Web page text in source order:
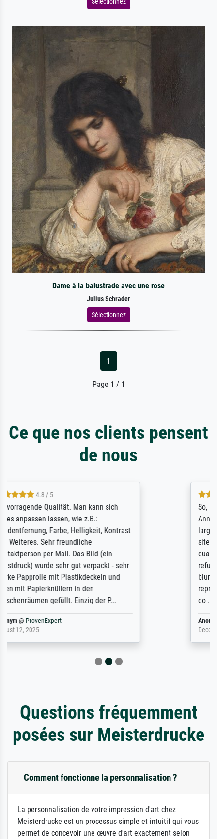
Dame à la balustrade avec une rose
Julius Schrader
Sélectionnez
1
Page 1 / 1
Ce que nos clients pensent
de nous
So, I ordered a large print of The
Annunciation by Fra Angelico from a very
large and popular American "art/poster"
site advertising giclee print quality. The
quality for a large print was atrocious. They
refunded me when I sent pictures of the
blurry print vs. a Wikipedia commons
representation. They stated they couldn't
do ...
Anonym
Questions fréquemment
posées sur Meisterdrucke
Comment fonctionne la personnalisation ?
La personnalisation de votre impression d'art chez
Meisterdrucke est un processus simple et intuitif qui vous
permet de concevoir une œuvre d'art exactement selon